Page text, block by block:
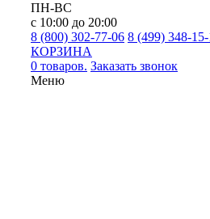
ПН-ВС
с 10:00 до 20:00
8 (800) 302-77-06 8 (499) 348-15-
КОРЗИНА
0 товаров. Заказать звонок
Меню